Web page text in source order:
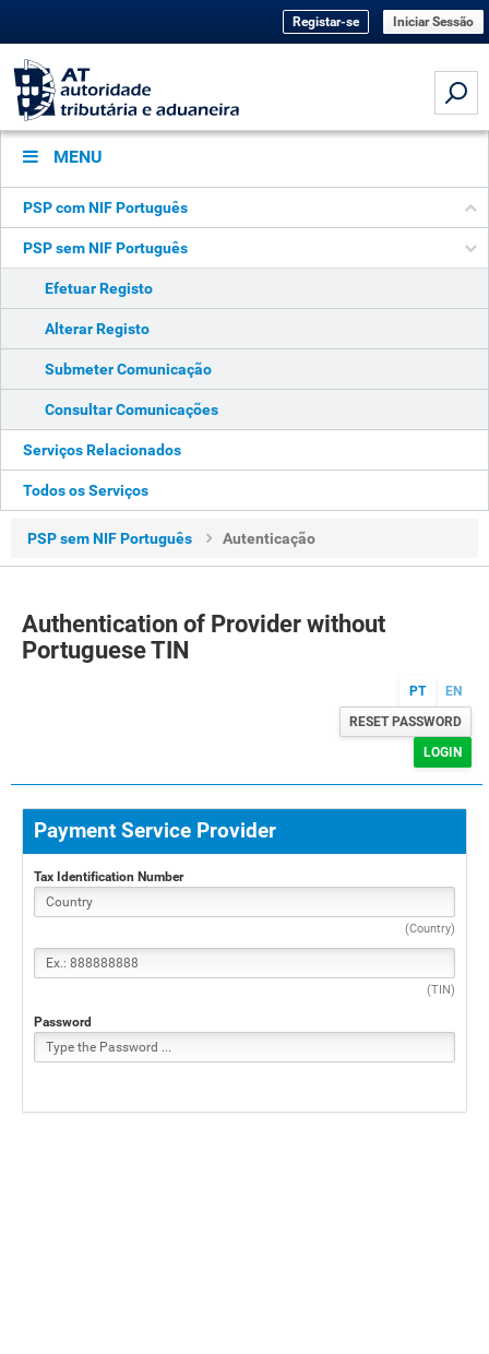
Registar-se Iniciar Sessão
MENU
PSP com NIF Português
PSP sem NIF Português
Efetuar Registo
Alterar Registo
Submeter Comunicação
Consultar Comunicações
Serviços Relacionados
Todos os Serviços
PSP sem NIF Português Autenticação
Authentication of Provider without
Portuguese TIN
PT
EN
RESET PASSWORD
LOGIN
Payment Service Provider
Tax Identification Number
(Country)
(TIN)
Password